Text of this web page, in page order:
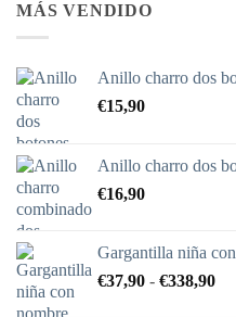
MÁS VENDIDO
Anillo charro dos
€15,90
Anillo charro dos
€16,90
Gargantilla niña
€37,90 - €338,90